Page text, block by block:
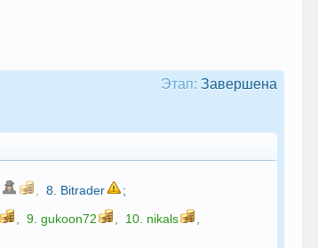
Этап: Завершена
8. Bitrader
;
9.gukoon72 10. nikals